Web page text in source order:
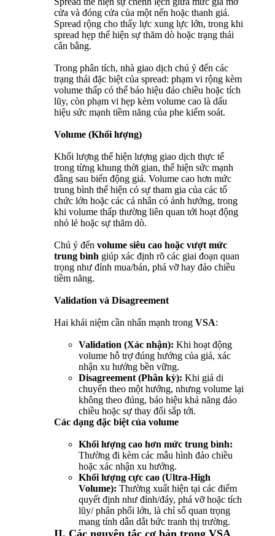
cửa và đóng cửa của một nến hoặc thanh giá.
Spread rộng cho thấy lực xung lực lớn, trong khi
spread hẹp thể hiện sự thăm dò hoặc trạng thái
cân bằng.
Trong phân tích, nhà giao dịch chú ý đến các
trạng thái đặc biệt của spread: phạm vi rộng kèm
volume thấp có thể báo hiệu đảo chiều hoặc tích
lũy, còn phạm vi hẹp kèm volume cao là dấu
hiệu sức mạnh tiềm năng của phe kiểm soát.
Volume (Khối lượng)
Khối lượng thể hiện lượng giao dịch thực tế
trong từng khung thời gian, thể hiện sức mạnh
đằng sau biến động giá. Volume cao hơn mức
trung bình thể hiện có sự tham gia của các tổ
chức lớn hoặc các cá nhân có ảnh hưởng, trong
khi volume thấp thường liên quan tới hoạt động
nhỏ lẻ hoặc sự thăm dò.
Chú ý đến volume siêu cao hoặc vượt mức
trung bình giúp xác định rõ các giai đoạn quan
trọng như đỉnh mua/bán, phá vỡ hay đảo chiều
tiềm năng.
Validation và Disagreement
Hai khái niệm cần nhấn mạnh trong VSA:
Validation (Xác nhận): Khi hoạt động
volume hỗ trợ đúng hướng của giá, xác
nhận xu hướng bền vững.
Disagreement (Phân kỳ): Khi giá di
chuyển theo một hướng, nhưng volume lại
không theo đúng, báo hiệu khả năng đảo
chiều hoặc sự thay đổi sắp tới.
Các dạng đặc biệt của volume
Khối lượng cao hơn mức trung bình:
Thường đi kèm các mẫu hình đảo chiều
hoặc xác nhận xu hướng.
Khối lượng cực cao (Ultra-High
Volume): Thường xuất hiện tại các điểm
quyết định như đỉnh/đáy, phá vỡ hoặc tích
lũy/ phân phối lớn, là chỉ số quan trọng
mang tính dẫn dắt bức tranh thị trường.